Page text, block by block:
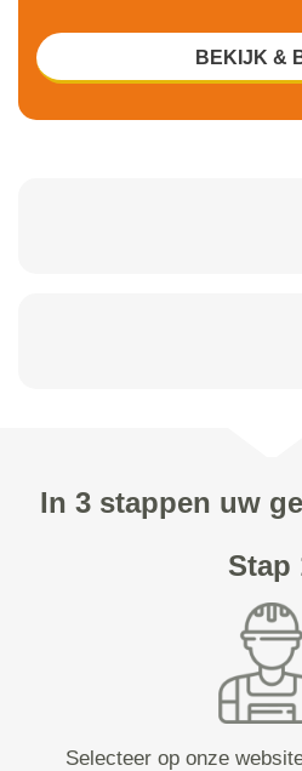
BEKIJK &
In 3 stappen uw
Stap
Selecteer op onze